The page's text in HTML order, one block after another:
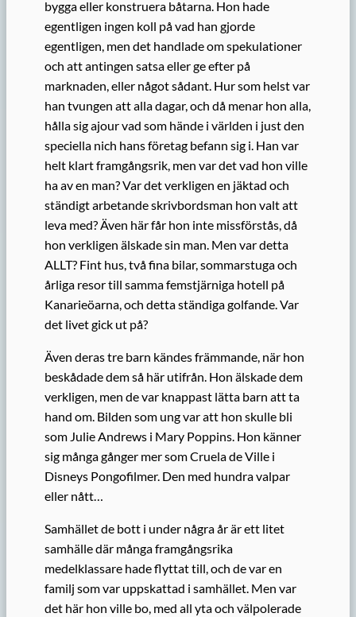
bygga eller konstruera båtarna. Hon hade
egentligen ingen koll på vad han gjorde
egentligen, men det handlade om spekulationer
och att antingen satsa eller ge efter på
marknaden, eller något sådant. Hur som helst var
han tvungen att alla dagar, och då menar hon alla,
hålla sig ajour vad som hände i världen i just den
speciella nich hans företag befann sig i. Han var
helt klart framgångsrik, men var det vad hon ville
ha av en man? Var det verkligen en jäktad och
ständigt arbetande skrivbordsman hon valt att
leva med? Även här får hon inte missförstås, då
hon verkligen älskade sin man. Men var detta
ALLT? Fint hus, två fina bilar, sommarstuga och
årliga resor till samma femstjärniga hotell på
Kanarieöarna, och detta ständiga golfande. Var
det livet gick ut på?
Även deras tre barn kändes främmande, när hon
beskådade dem så här utifrån. Hon älskade dem
verkligen, men de var knappast lätta barn att ta
hand om. Bilden som ung var att hon skulle bli
som Julie Andrews i Mary Poppins. Hon känner
sig många gånger mer som Cruela de Ville i
Disneys Pongofilmer. Den med hundra valpar
eller nått…
Samhället de bott i under några år är ett litet
samhälle där många framgångsrika
medelklassare hade flyttat till, och de var en
familj som var uppskattad i samhället. Men var
det här hon ville bo, med all yta och välpolerade